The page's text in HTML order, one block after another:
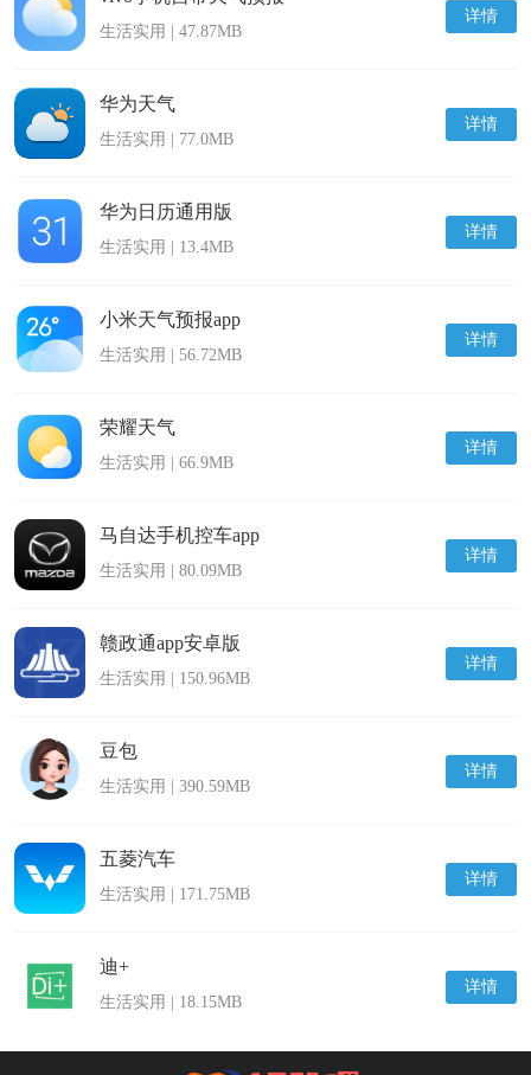
详情
生活实用 | 47.87MB
详情
华为天气
生活实用 | 77.0MB
详情
华为日历通用版
生活实用 | 13.4MB
详情
小米天气预报app
生活实用 | 56.72MB
详情
荣耀天气
生活实用 | 66.9MB
详情
马自达手机控车app
生活实用 | 80.09MB
详情
赣政通app安卓版
生活实用 | 150.96MB
详情
豆包
生活实用 | 390.59MB
详情
五菱汽车
生活实用 | 171.75MB
详情
迪+
生活实用 | 18.15MB